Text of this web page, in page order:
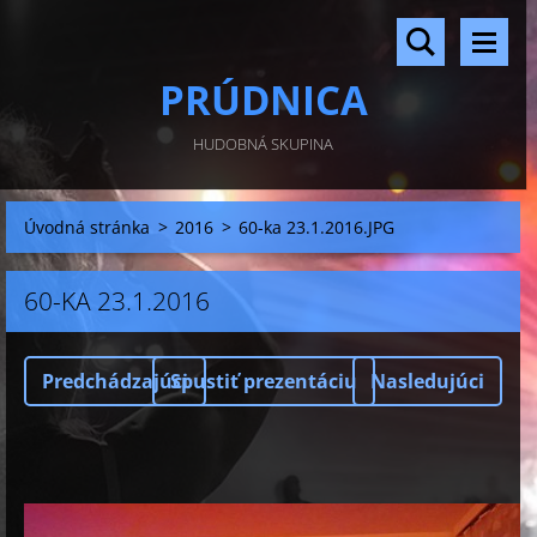
PRÚDNICA
HUDOBNÁ SKUPINA
Úvodná stránka > 2016 > 60-ka 23.1.2016.JPG
60-KA 23.1.2016
PredchádzajúciSpustiť prezentáciu Nasledujúci